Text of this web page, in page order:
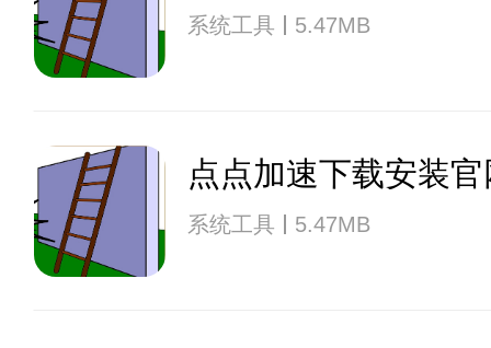
系统工具 5.47MB
点点加速下载安装官
系统工具 5.47MB